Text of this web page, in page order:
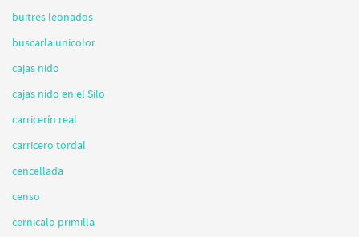
buitres leonados
buscarla unicolor
cajas nido
cajas nido en el Silo
carricerín real
carricero tordal
cencellada
censo
cernicalo primilla